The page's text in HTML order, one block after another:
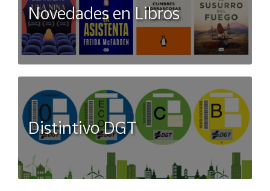
Novedades en Libros
Distintivo DGT